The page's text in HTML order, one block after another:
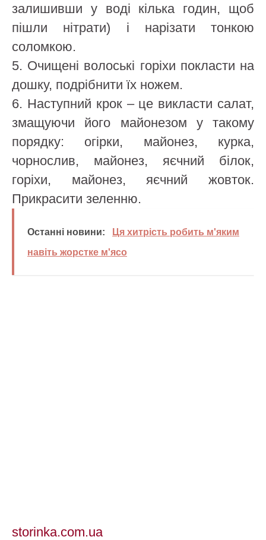
залишивши у воді кілька годин, щоб
пішли нітрати) і нарізати тонкою
соломкою.
5. Очищені волоські горіхи покласти на
дошку, подрібнити їх ножем.
6. Наступний крок – це викласти салат,
змащуючи його майонезом у такому
порядку: огірки, майонез, курка,
чорнослив, майонез, яєчний білок,
горіхи, майонез, яєчний жовток.
Прикрасити зеленню.
Останні новини:
Ця хитрість робить м'яким
навіть жорстке м'ясо
storinka.com.ua